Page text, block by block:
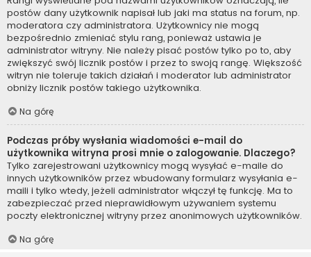
postów dany użytkownik napisał lub jaki ma status na forum, np.
moderatora czy administratora. Użytkownicy nie mogą
bezpośrednio zmieniać stylu rang, ponieważ ustawia je
administrator witryny. Nie należy pisać postów tylko po to, aby
zwiększyć swój licznik postów i przez to swoją rangę. Większość
witryn nie toleruje takich działań i moderator lub administrator
obniży licznik postów takiego użytkownika.
Na górę
Podczas próby wysłania wiadomości e-mail do
użytkownika witryna prosi mnie o zalogowanie. Dlaczego?
Tylko zarejestrowani użytkownicy mogą wysyłać e-maile do
innych użytkowników przez wbudowany formularz wysyłania e-
maili i tylko wtedy, jeżeli administrator włączył tę funkcję. Ma to
zabezpieczać przed nieprawidłowym używaniem systemu
poczty elektronicznej witryny przez anonimowych użytkowników.
Na górę